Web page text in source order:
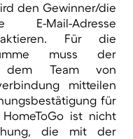
den Gewinner/die
Mail-Adresse
Für die
muss der
dem Team von
mitteilen
für
ist nicht
die mit der